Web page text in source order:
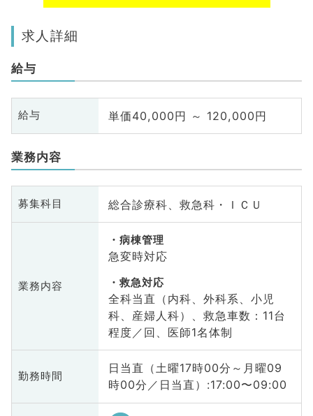
求人詳細
給与
給与 単価40,000円 ～ 120,000円
業務内容
募集科目 総合診療科、救急科・ＩＣＵ
業務内容
病棟管理
急変時対応
救急対応
全科当直（内科、外科系、小児
科、産婦人科）、救急車数：11台
程度／回、医師1名体制
勤務時間
日当直（土曜17時00分～月曜09
時00分／日当直）:17:00〜09:00